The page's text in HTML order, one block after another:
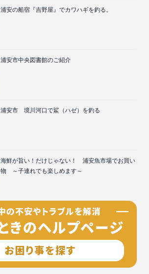
浦安の船宿『吉野屋』でカワハギを釣る。
浦安市中央図書館のご紹介
浦安市 境川河口で鯊（ハゼ）を釣る
海鮮が旨い！だけじゃない！ 浦安魚市場でお買い
物 ～子連れでも楽しめます～